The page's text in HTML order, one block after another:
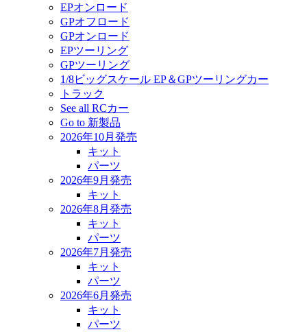
EPオンロード
GPオフロード
GPオンロード
EPツーリング
GPツーリング
1/8ビッグスケール EP＆GPツーリングカー
トラック
See all RCカー
Go to 新製品
2026年10月発売
キット
パーツ
2026年9月発売
キット
2026年8月発売
キット
パーツ
2026年7月発売
キット
パーツ
2026年6月発売
キット
パーツ